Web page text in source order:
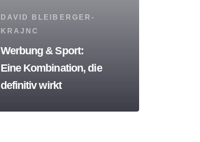
Tags
DAVID BLEIBERGER-
KRAJNC
Werbung & Sport:
Eine Kombination, die
definitiv wirkt